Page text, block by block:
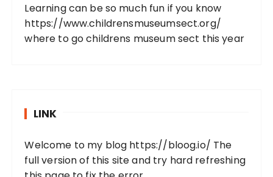
Learning can be so much fun if you know
https://www.childrensmuseumsect.org/
where to go childrens museum sect this year
LINK
Welcome to my blog https://bloog.io/ The
full version of this site and try hard refreshing